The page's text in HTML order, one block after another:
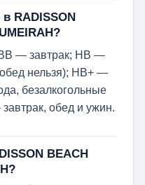
RADISSON
— завтрак; HB —
нельзя); HB+ —
безалкогольные
обед и ужин.
BEACH